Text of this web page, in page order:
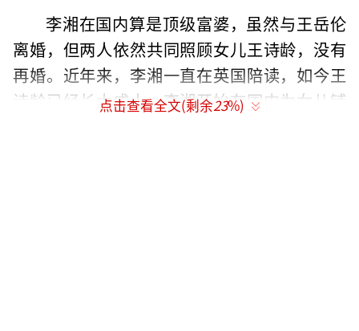
李湘在国内算是顶级富婆，虽然与王岳伦
离婚，但两人依然共同照顾女儿王诗龄，没有
再婚。近年来，李湘一直在英国陪读，如今王
诗龄已经长大成人，李湘开始在国内为女儿铺
点击查看全文(剩余23%)